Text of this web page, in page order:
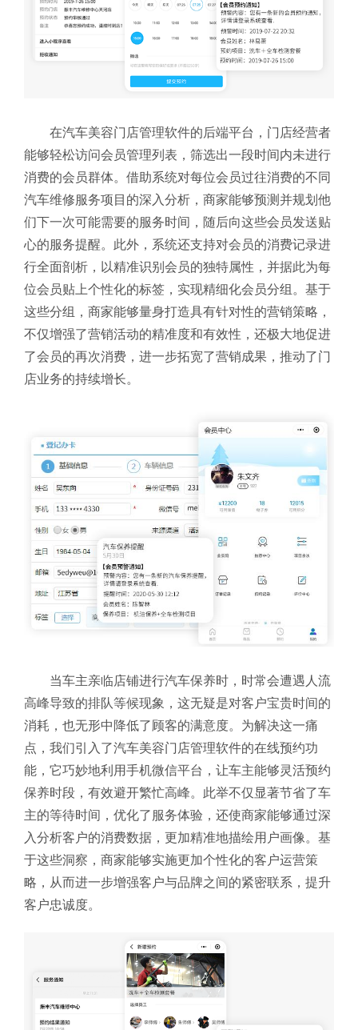
在汽车美容门店管理软件的后端平台，门店经营者
能够轻松访问会员管理列表，筛选出一段时间内未进行
消费的会员群体。借助系统对每位会员过往消费的不同
汽车维修服务项目的深入分析，商家能够预测并规划他
们下一次可能需要的服务时间，随后向这些会员发送贴
心的服务提醒。此外，系统还支持对会员的消费记录进
行全面剖析，以精准识别会员的独特属性，并据此为每
位会员贴上个性化的标签，实现精细化会员分组。基于
这些分组，商家能够量身打造具有针对性的营销策略，
不仅增强了营销活动的精准度和有效性，还极大地促进
了会员的再次消费，进一步拓宽了营销成果，推动了门
店业务的持续增长。
当车主亲临店铺进行汽车保养时，时常会遭遇人流
高峰导致的排队等候现象，这无疑是对客户宝贵时间的
消耗，也无形中降低了顾客的满意度。为解决这一痛
点，我们引入了汽车美容门店管理软件的在线预约功
能，它巧妙地利用手机微信平台，让车主能够灵活预约
保养时段，有效避开繁忙高峰。此举不仅显著节省了车
主的等待时间，优化了服务体验，还使商家能够通过深
入分析客户的消费数据，更加精准地描绘用户画像。基
于这些洞察，商家能够实施更加个性化的客户运营策
略，从而进一步增强客户与品牌之间的紧密联系，提升
客户忠诚度。